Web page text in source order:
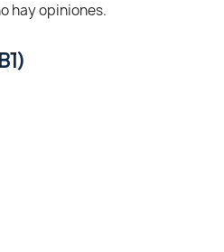
hay opiniones.